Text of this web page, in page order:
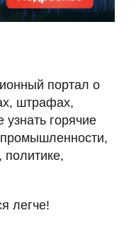
портал о
штрафах,
горячие
политике,
легче!